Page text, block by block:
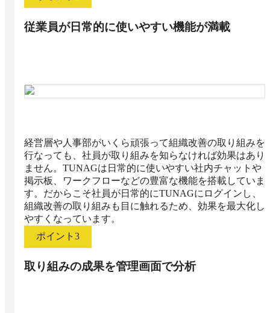
従業員が日常的に使いやすい機能が満載
経営層や人事部がいくら頑張って組織改善の取り組みを
行なっても、社員が取り組みを知らなければ効果はあり
ません。TUNAGは日常的に使いやすい社内チャットや
掲示板、ワークフローなどの豊富な機能を搭載していま
す。だからこそ社員が日常的にTUNAGにログインし、
組織改善の取り組みも目に触れるため、効果を最大化し
やすくなっています。
ポイント 3
取り組みの成果を管理画面で分析